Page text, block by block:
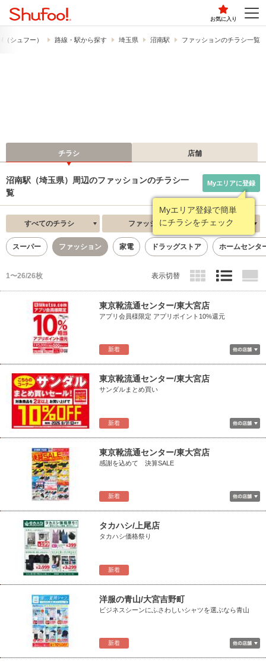
お気に入り
シュフー） 路線・駅から探す 埼玉県 沼南駅 ファッションのチラシ一覧
チラシ 店舗
沼南駅（埼玉県）周辺のファッションのチラシ一
覧
Myエリア登録で簡単
にチラシをチェック
Myエリアに登録
すべてのチラシ ファッション 新着順
スーパー ファッション 家電 ドラッグストア ホームセンタ
1〜26/26枚 表示切替
新着
東京靴流通センター/東大宮店
アプリ会員様限定 アプリポイント10%還元
新着
東京靴流通センター/東大宮店
サンダルまとめ買い
新着
東京靴流通センター/東大宮店
感謝を込めて 決算SALE
新着
タカハシ/上尾店
タカハシ価格祭り
新着
洋服の青山/大宮吉野町
ビジネスシーンにふさわしいシャツを選ぶなら青山